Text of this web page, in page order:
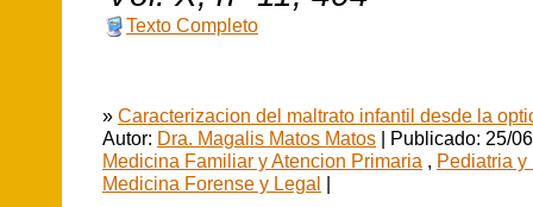
Texto Completo
» Caracterizacion del maltrato infantil desde la
Autor: Dra. Magalis Matos Matos | Publicado: 25/
Medicina Familiar y Atencion Primaria , Pediatria
Medicina Forense y Legal |